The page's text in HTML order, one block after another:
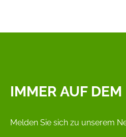
IMMER AUF
Melden Sie sich zu unserem